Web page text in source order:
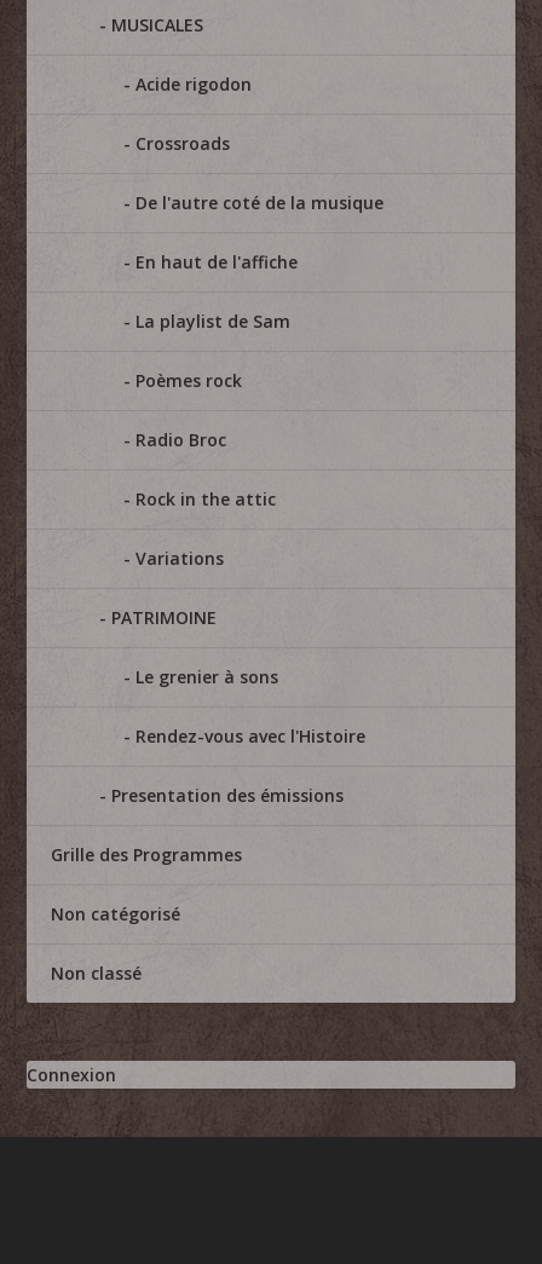
MUSICALES
Acide rigodon
Crossroads
De l'autre coté de la musique
En haut de l'affiche
La playlist de Sam
Poèmes rock
Radio Broc
Rock in the attic
Variations
PATRIMOINE
Le grenier à sons
Rendez-vous avec l'Histoire
Presentation des émissions
Grille des Programmes
Non catégorisé
Non classé
Connexion